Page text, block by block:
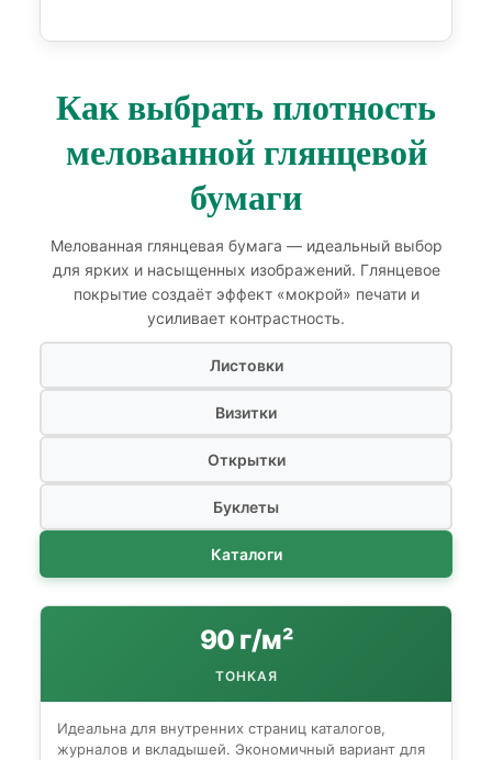
Как выбрать плотность
мелованной глянцевой
бумаги
Мелованная глянцевая бумага — идеальный выбор
для ярких и насыщенных изображений. Глянцевое
покрытие создаёт эффект «мокрой» печати и
усиливает контрастность.
Листовки
Визитки
Открытки
Буклеты
Каталоги
90 г/м²
ТОНКАЯ
Идеальна для внутренних страниц каталогов,
журналов и вкладышей. Экономичный вариант для